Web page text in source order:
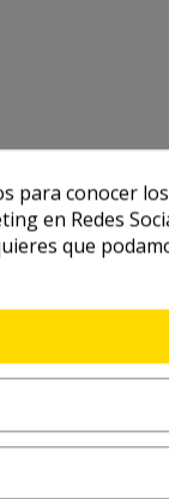
para conocer
en Redes
que